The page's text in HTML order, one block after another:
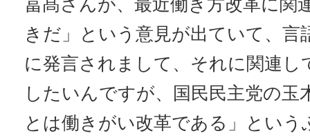
冨髙さんが、最近働き方改革に関
きだ」という意見が出ていて、言
に発言されまして、それに関連し
したいんですが、国民民主党の玉
とは働きがい改革である」とい